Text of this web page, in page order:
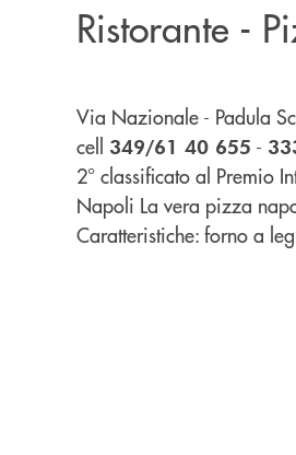
Ristorante -
Via Nazionale - Padula
cell 349/61 40 655 -
2° classificato al Premio
Napoli La vera pizza
Caratteristiche: forno a